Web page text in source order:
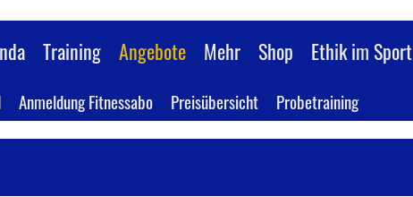
Training Angebote Mehr Shop Ethik im Sport
Anmeldung Fitnessabo Preisübersicht Probetraining